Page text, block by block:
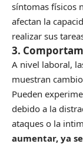
síntomas físicos
afectan la
realizar sus
3.
A nivel laboral,
muestran
Pueden
debido a la
ataques o la
aumentar, ya